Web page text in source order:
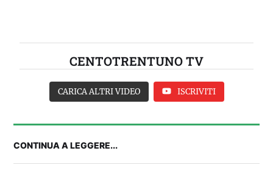
CENTOTRENTUNO TV
CARICA ALTRI VIDEO ISCRIVITI
CONTINUA A LEGGERE...